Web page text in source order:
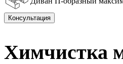
Консультация
Химчистка